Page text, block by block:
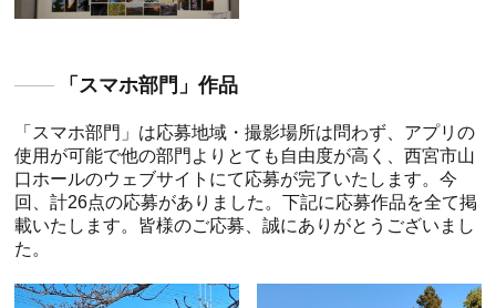
「スマホ部門」作品
「スマホ部門」は応募地域・撮影場所は問わず、アプリの
使用が可能で他の部門よりとても自由度が高く、西宮市山
口ホールのウェブサイトにて応募が完了いたします。今
回、計26点の応募がありました。下記に応募作品を全て掲
載いたします。皆様のご応募、誠にありがとうございまし
た。